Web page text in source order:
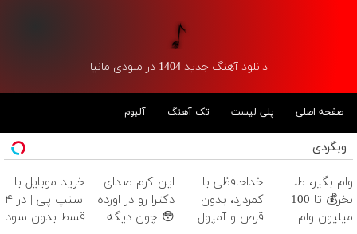
دانلود آهنگ جدید 1404 در ملودی مانیا
صفحه اصلی پلی لیست تک آهنگ آلبوم
وبگردی
وام بگیر، طلا
بخر💰 تا 100
میلیون وام
خداحافظی با
کمردرد، بدون
قرص و آمپول
این کرم صدای
دکترا رو در اورده
😳 چون دیگه
خرید موبایل با
اسنپ پی | در ۴
قسط بدون سود